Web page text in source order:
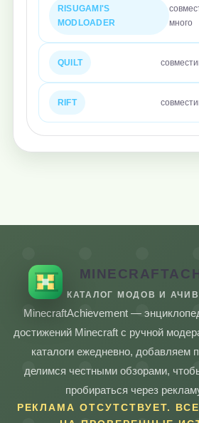
RISUGAMI'S
MODLOADER
много
QUILT
RIFT
КАТАЛОГ МОДОВ И
MinecraftAchievement —
достижений Minecraft с ручной
каталоги ежедневно, добавляем
делимся честными обзорами,
пробираться через
РЕКЛАМА ОТСУТСТВУЕТ.